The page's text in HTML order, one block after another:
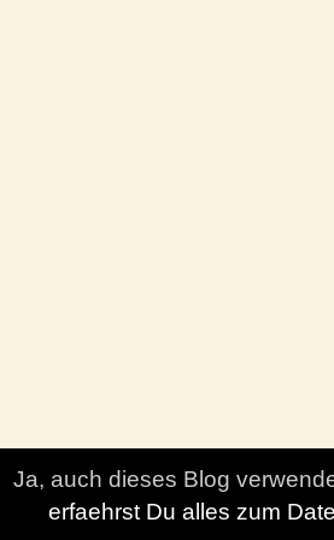
Ja, auch dieses Blog
erfaehrst Du alles zum